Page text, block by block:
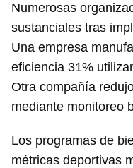
Numerosas
sustanciales tras
Una empresa
eficiencia 31%
Otra compañía
mediante monitoreo
Los programas de
métricas deportivas